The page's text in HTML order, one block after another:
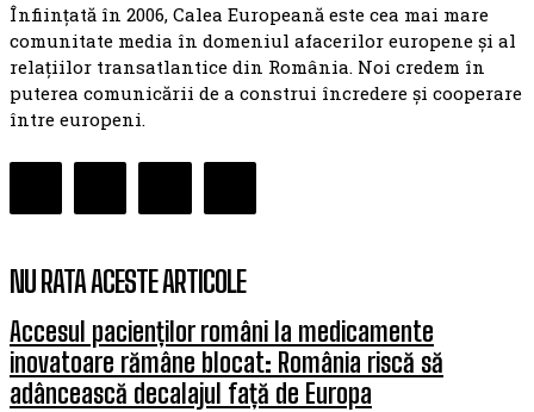
Înființată în 2006, Calea Europeană este cea mai mare
comunitate media în domeniul afacerilor europene și al
relațiilor transatlantice din România. Noi credem în
puterea comunicării de a construi încredere și cooperare
între europeni.
NU RATA ACESTE ARTICOLE
Accesul pacienților români la medicamente
inovatoare rămâne blocat: România riscă să
adâncească decalajul față de Europa